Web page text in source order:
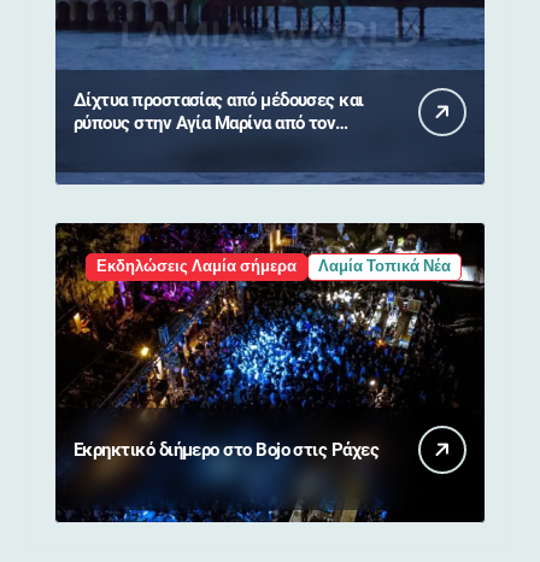
Δίχτυα προστασίας από μέδουσες και
ρύπους στην Αγία Μαρίνα από τον
Εκδηλώσεις Λαμία σήμερα Λαμία Τοπικά Νέα
Εκρηκτικό διήμερο στο Bojo στις Ράχες